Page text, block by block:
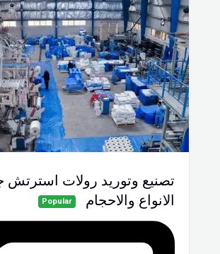
تصنيع وتوريد رولات استرتش
الانواع والاحجام
Popular